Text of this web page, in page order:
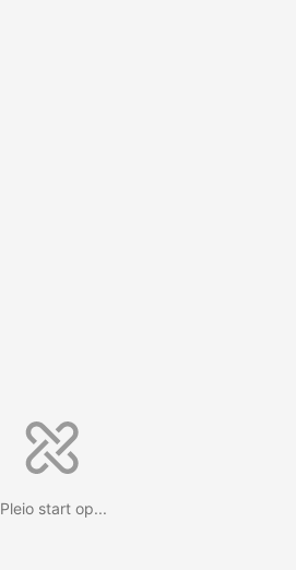
Pleio start op...